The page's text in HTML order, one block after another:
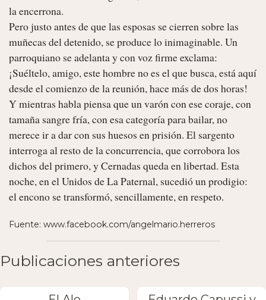
la encerrona.
Pero justo antes de que las esposas se cierren sobre las
muñecas del detenido, se produce lo inimaginable. Un
parroquiano se adelanta y con voz firme exclama:
¡Suéltelo, amigo, este hombre no es el que busca, está aquí
desde el comienzo de la reunión, hace más de dos horas!
Y mientras habla piensa que un varón con ese coraje, con
tamaña sangre fría, con esa categoría para bailar, no
merece ir a dar con sus huesos en prisión. El sargento
interroga al resto de la concurrencia, que corrobora los
dichos del primero, y Cernadas queda en libertad. Esta
noche, en el Unidos de La Paternal, sucedió un prodigio:
el encono se transformó, sencillamente, en respeto.
Fuente: www.facebook.com/angelmario.herreros
Publicaciones anteriores